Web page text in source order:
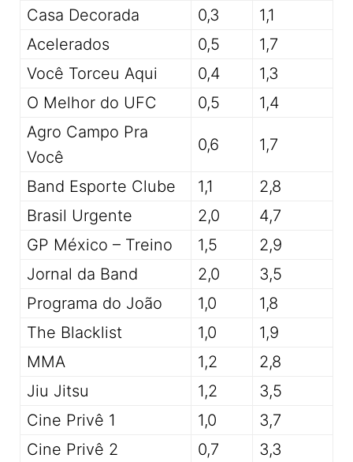
Casa Decorada
0,3
1,1
Acelerados
0,5
1,7
Você Torceu Aqui
0,4
1,3
O Melhor do UFC
0,5
1,4
Agro Campo Pra
Você
0,6 1,7
Band Esporte Clube 1,1
2,8
Brasil Urgente
2,0
4,7
GP México – Treino
1,5
2,9
Jornal da Band
2,0
3,5
Programa do João
1,0
1,8
The Blacklist
1,0
1,9
MMA
1,2
2,8
Jiu Jitsu
1,2
3,5
Cine Privê 1
1,0
3,7
Cine Privê 2
0,7
3,3